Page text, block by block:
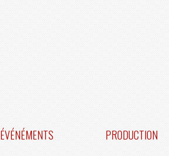
ÉVÉNÉMENTS PRODUCTION